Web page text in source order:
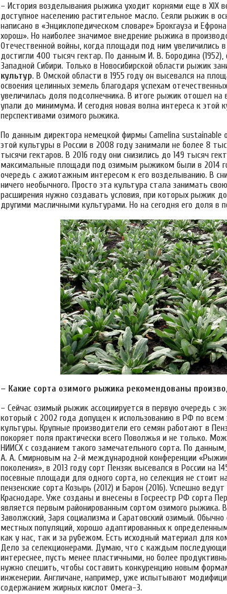
– История возделывания рыжика уходит корнями еще в XIX
доступное населению растительное масло. Сеяли рыжик в
написано в «Энциклопедическом словаре» Брокгауза и
хорош». Но наиболее значимое внедрение рыжика в
Отечественной войны, когда площади под ним увеличились
достигли 400 тысяч гектар. По данным И. В. Бородина
Западной Сибири. Только в Новосибирской области рыжик
культур. В Омской области в 1955 году он высевался на
освоения целинных земель благодаря успехам
увеличилась доля подсолнечника. В итоге рыжик отошел на
упали до минимума. И сегодня новая волна интереса к этой
перспективами озимого рыжика.
По данным директора немецкой фирмы Camelina
этой культуры в России в 2008 году занимали не более 8
тысячи гектаров. В 2016 году они снизились до 149 тысяч
максимальные площади под озимым рыжиком были в 2014
очередь с ажиотажным интересом к его возделыванию. В
ничего необычного. Просто эта культура стала занимать
расширения нужно создавать условия, при которых рыжик
другими масличными культурами. Но на сегодня его доля в
– Какие сорта озимого рыжика рекомендованы
– Сейчас озимый рыжик ассоциируется в первую очередь с
который с 2002 года допущен к использованию в РФ по
культуры. Крупные производители его семян работают в
покоряет поля практически всего Поволжья и не только.
НИИСХ с созданием такого замечательного сорта. По
А. А. Смирновым на 2-й международной конференции «Рыжик
поколения», в 2013 году сорт Пензяк высевался в России на
посевные площади для одного сорта, но селекция не стоит
пензенские сорта Козырь (2012) и Барон (2016). Успешно
Краснодаре. Уже созданы и внесены в Госреестр РФ сорта
является первым районированным сортом озимого рыжика.
Заволжский, Заря социализма и Саратовский озимый.
местных популяций, хорошо адаптированных к
как у нас, так и за рубежом. Есть исходный материал для
Дело за селекционерами. Думаю, что с каждым
интереснее, пусть менее пластичными, но более
нужно спешить, чтобы составить конкуренцию новым
инженерии. Англичане, например, уже испытывают
содержанием жирных кислот Омега-3.